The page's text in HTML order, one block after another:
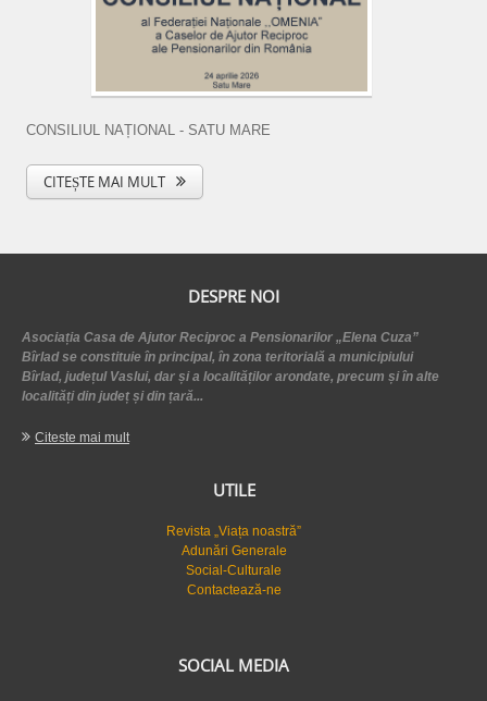
CONSILIUL NAȚIONAL - SATU MARE
CITEȘTE MAI MULT
DESPRE NOI
Asociația Casa de Ajutor Reciproc a Pensionarilor „Elena Cuza”
Bîrlad se constituie în principal, în zona teritorială a municipiului
Bîrlad, județul Vaslui, dar și a localităților arondate, precum și în alte
localități din județ și din țară...
Citeste mai mult
UTILE
Revista „Viața noastră”
Adunări Generale
Social-Culturale
Contactează-ne
SOCIAL MEDIA